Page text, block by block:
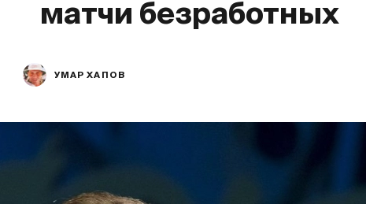
матчи безработных
УМАР ХАПОВ